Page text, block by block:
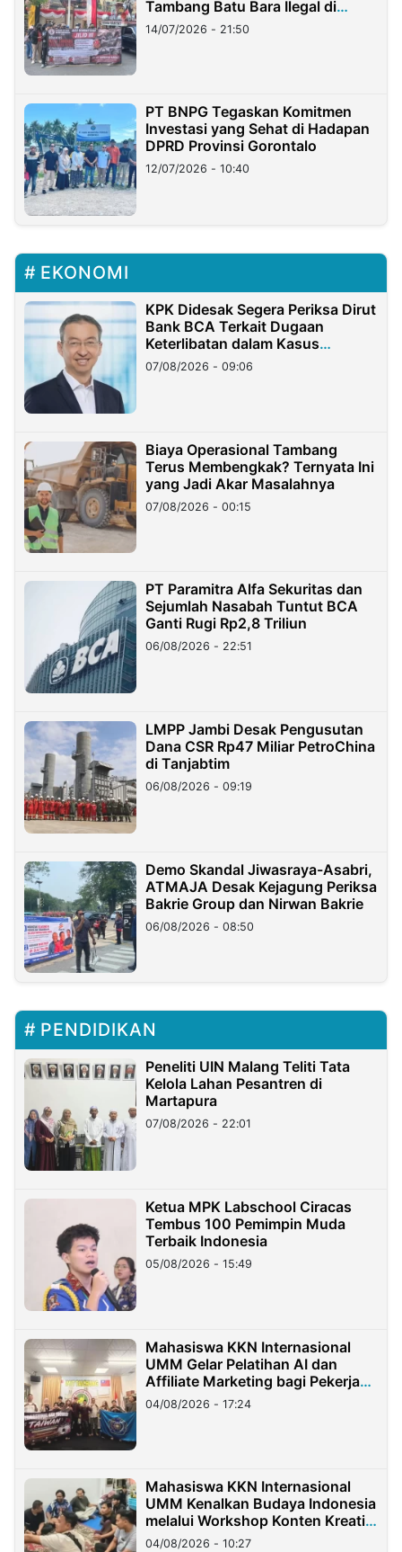
Tambang Batu Bara Ilegal di
Lampung
14/07/2026 - 21:50
PT BNPG Tegaskan Komitmen
Investasi yang Sehat di Hadapan
DPRD Provinsi Gorontalo
12/07/2026 - 10:40
EKONOMI
KPK Didesak Segera Periksa Dirut
Bank BCA Terkait Dugaan
Keterlibatan dalam Kasus
Hilangnya Dana Nasabah Rp2,58
Miliar
07/08/2026 - 09:06
Biaya Operasional Tambang
Terus Membengkak? Ternyata Ini
yang Jadi Akar Masalahnya
07/08/2026 - 00:15
PT Paramitra Alfa Sekuritas dan
Sejumlah Nasabah Tuntut BCA
Ganti Rugi Rp2,8 Triliun
06/08/2026 - 22:51
LMPP Jambi Desak Pengusutan
Dana CSR Rp47 Miliar PetroChina
di Tanjabtim
06/08/2026 - 09:19
Demo Skandal Jiwasraya-Asabri,
ATMAJA Desak Kejagung Periksa
Bakrie Group dan Nirwan Bakrie
06/08/2026 - 08:50
PENDIDIKAN
Peneliti UIN Malang Teliti Tata
Kelola Lahan Pesantren di
Martapura
07/08/2026 - 22:01
Ketua MPK Labschool Ciracas
Tembus 100 Pemimpin Muda
Terbaik Indonesia
05/08/2026 - 15:49
Mahasiswa KKN Internasional
UMM Gelar Pelatihan AI dan
Affiliate Marketing bagi Pekerja
Migran Indonesia di Taiwan
04/08/2026 - 17:24
Mahasiswa KKN Internasional
UMM Kenalkan Budaya Indonesia
melalui Workshop Konten Kreatif
di Taiwan
04/08/2026 - 10:27